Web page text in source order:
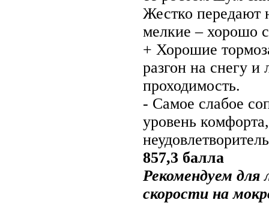
Жестко передают
мелкие – хорошо
+ Хорошие
разгон на снегу и
проходимость.
- Самое слабое
уровень
857,3 балла
Рекомендуем для
скорости на